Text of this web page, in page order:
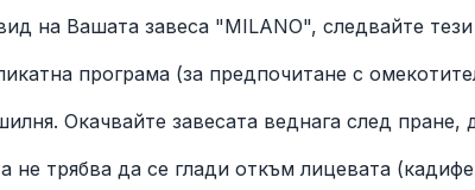
на Вашата завеса "MILANO", следвайте
програма (за предпочитане с
Окачвайте завесата веднага след пране,
трябва да се глади откъм лицевата